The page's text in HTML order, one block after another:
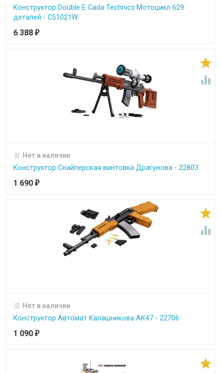
Конструктор Double E Cada Technics Мотоцикл 629
деталей - C51021W
6 388 ₽


Нет в наличии
Конструктор Снайперская винтовка Драгунова - 22803
1 690 ₽


Нет в наличии
Конструктор Автомат Калашникова АК47 - 22706
1 090 ₽
